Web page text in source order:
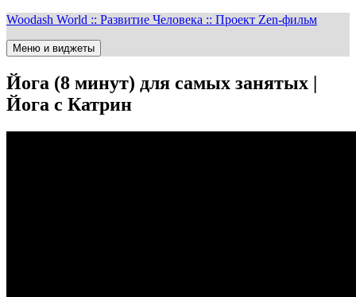
Перейти
содержимому
Woodash World :: Развитие Человека :: Проект Zen-фильм
Меню и виджеты
Йога (8 минут) для самых занятых |
Йога с Катрин